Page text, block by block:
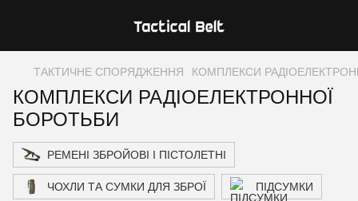
ТАКТИЧНЕ СПОРЯДЖЕННЯ КОМПЛЕКСИ
КОМПЛЕКСИ РАДІОЕЛЕКТРОННОЇ
БОРОТЬБИ
РЕМЕНІ ЗБРОЙОВІ І ПІСТОЛЕТНІ
ЧОХЛИ ТА СУМКИ ДЛЯ ЗБРОЇ ПІДСУМКИ